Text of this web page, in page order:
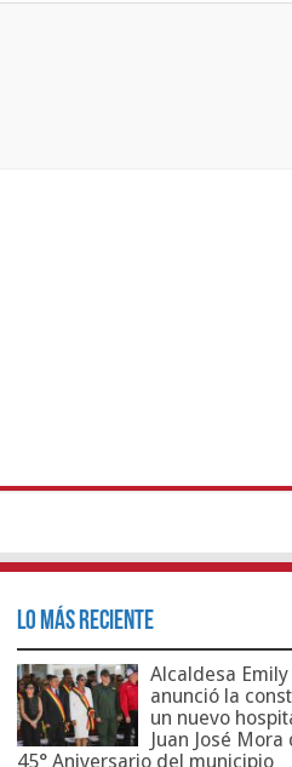
Lo Más Reciente
Alcaldesa Emily
anunció la
un nuevo
Juan José
45° Aniversario del municipio